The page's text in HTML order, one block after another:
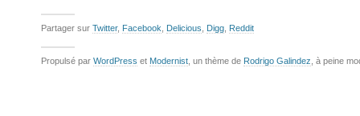
Partager sur Twitter, Facebook Delicious Digg Reddit
Propulsé par WordPress et Modernist , un thème de Rodrigo Galindez , à peine